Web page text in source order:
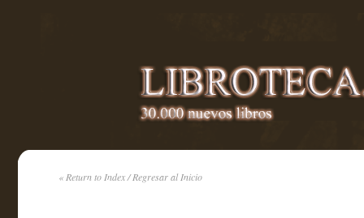
« Return to Index / Regresar al Inicio